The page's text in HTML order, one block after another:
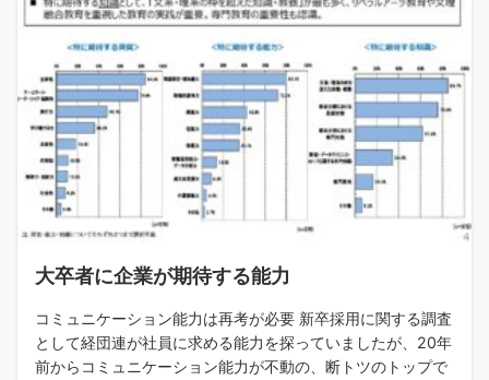
大卒者に企業が期待する能力
コミュニケーション能力は再考が必要 新卒採用に関する調査
として経団連が社員に求める能力を探っていましたが、20年
前からコミュニケーション能力が不動の、断トツのトップで